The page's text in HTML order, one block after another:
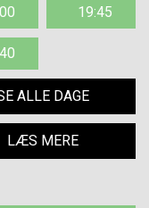
19:45
ALLE DAGE
LÆS MERE